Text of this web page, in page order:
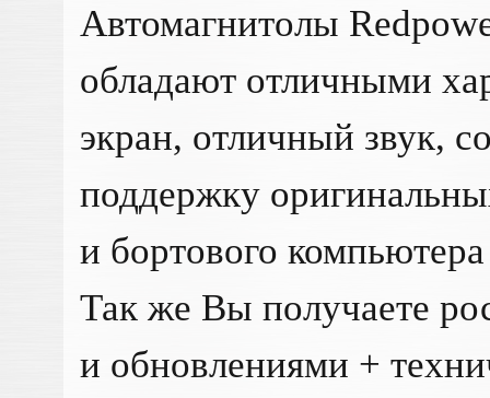
Автомагнитолы
обладают отличными
экран, отличный звук,
поддержку
и бортового
Так же Вы получаете
и обновлениями +